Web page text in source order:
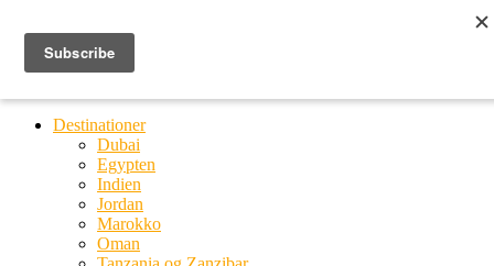
Ring til os
20 66 03 08
Destinationer
Dubai
Egypten
Indien
Jordan
Marokko
Oman